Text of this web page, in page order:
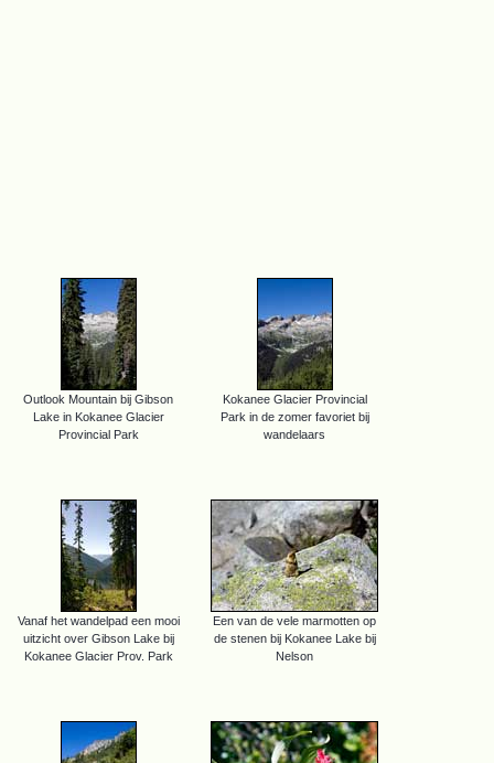
Outlook Mountain bij Gibson
Lake in Kokanee Glacier
Provincial Park
Kokanee Glacier Provincial
Park in de zomer favoriet bij
wandelaars
Vanaf het wandelpad een mooi
uitzicht over Gibson Lake bij
Kokanee Glacier Prov. Park
Een van de vele marmotten op
de stenen bij Kokanee Lake bij
Nelson